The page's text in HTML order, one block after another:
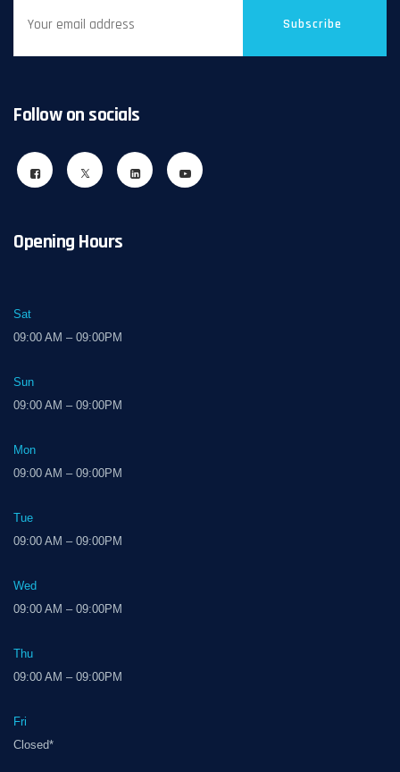
Subscribe
Follow on socials
Opening Hours
Sat
09:00 AM – 09:00PM
Sun
09:00 AM – 09:00PM
Mon
09:00 AM – 09:00PM
Tue
09:00 AM – 09:00PM
Wed
09:00 AM – 09:00PM
Thu
09:00 AM – 09:00PM
Fri
Closed*